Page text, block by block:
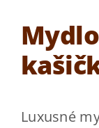
O včelách
Luxusné